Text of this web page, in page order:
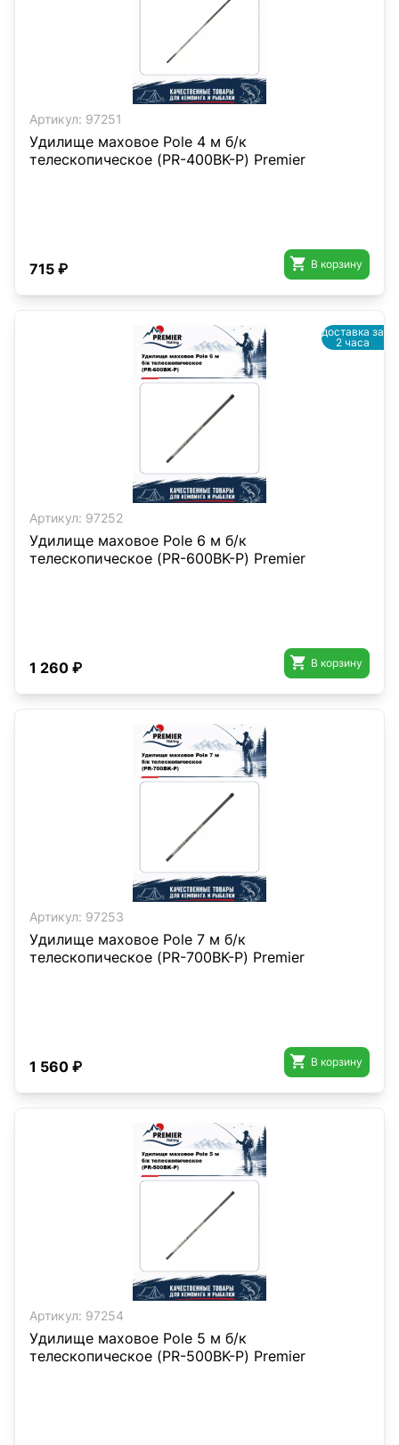
Артикул: 97251
Удилище маховое Pole 4 м б/к
телескопическое (PR-400BK-P) Premier
715 ₽  В корзину
Артикул: 97252
Удилище маховое Pole 6 м б/к
телескопическое (PR-600BK-P) Premier
1 260 ₽  В корзину
доставка за
2 часа
Артикул: 97253
Удилище маховое Pole 7 м б/к
телескопическое (PR-700BK-P) Premier
1 560 ₽  В корзину
Артикул: 97254
Удилище маховое Pole 5 м б/к
телескопическое (PR-500BK-P) Premier